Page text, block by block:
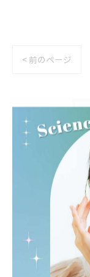
< 前のページ